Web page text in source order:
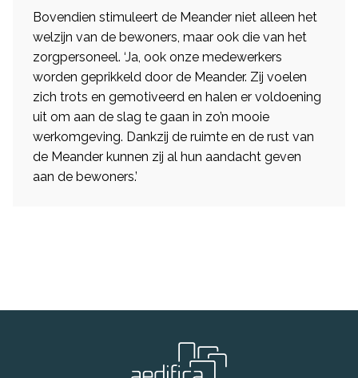
Bovendien stimuleert de Meander niet alleen het
welzijn van de bewoners, maar ook die van het
zorgpersoneel. ‘Ja, ook onze medewerkers
worden geprikkeld door de Meander. Zij voelen
zich trots en gemotiveerd en halen er voldoening
uit om aan de slag te gaan in zo’n mooie
werkomgeving. Dankzij de ruimte en de rust van
de Meander kunnen zij al hun aandacht geven
aan de bewoners.’